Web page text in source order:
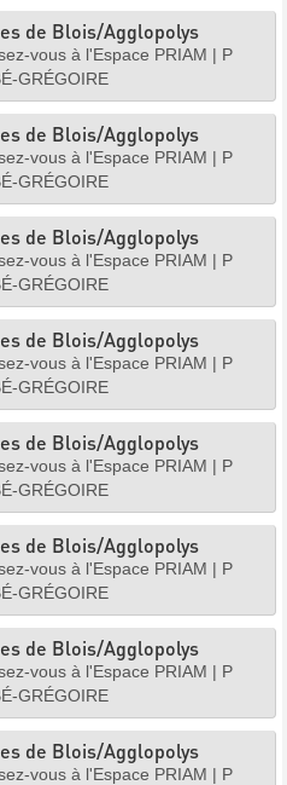
de Blois/Agglopolys
vous à l'Espace PRIAM | P
GRÉGOIRE
de Blois/Agglopolys
vous à l'Espace PRIAM | P
GRÉGOIRE
de Blois/Agglopolys
vous à l'Espace PRIAM | P
GRÉGOIRE
de Blois/Agglopolys
vous à l'Espace PRIAM | P
GRÉGOIRE
de Blois/Agglopolys
vous à l'Espace PRIAM | P
GRÉGOIRE
de Blois/Agglopolys
vous à l'Espace PRIAM | P
GRÉGOIRE
de Blois/Agglopolys
vous à l'Espace PRIAM | P
GRÉGOIRE
de Blois/Agglopolys
vous à l'Espace PRIAM | P